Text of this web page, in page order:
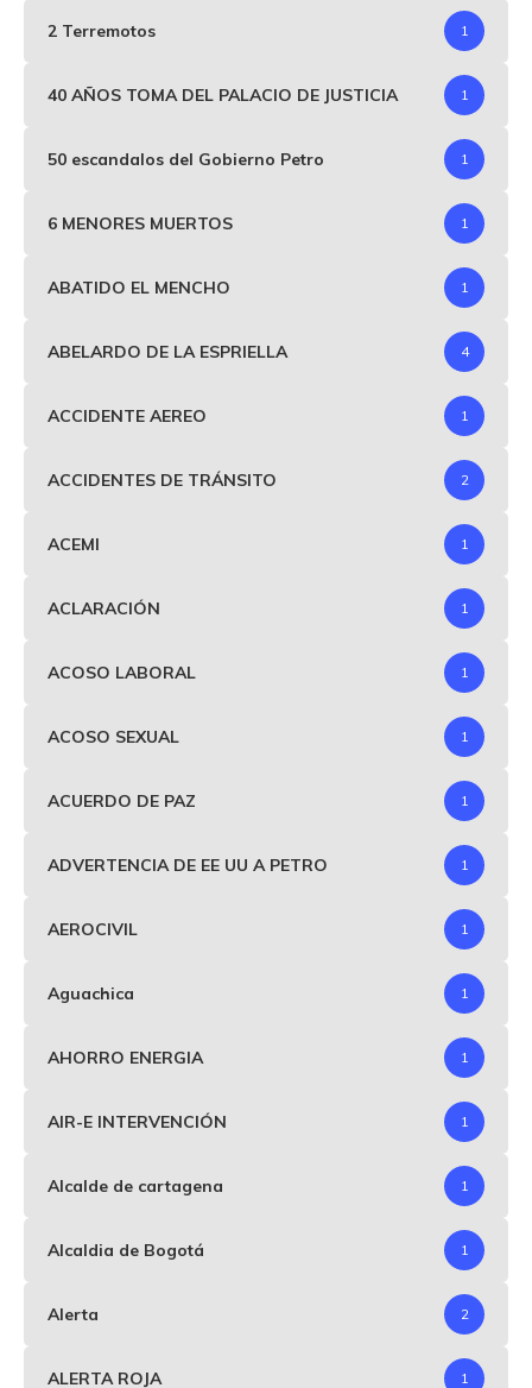
2 Terremotos 1
40 AÑOS TOMA DEL PALACIO DE JUSTICIA 1
50 escandalos del Gobierno Petro 1
6 MENORES MUERTOS 1
ABATIDO EL MENCHO 1
ABELARDO DE LA ESPRIELLA 4
ACCIDENTE AEREO 1
ACCIDENTES DE TRÁNSITO 2
ACEMI 1
ACLARACIÓN 1
ACOSO LABORAL 1
ACOSO SEXUAL 1
ACUERDO DE PAZ 1
ADVERTENCIA DE EE UU A PETRO 1
AEROCIVIL 1
Aguachica 1
AHORRO ENERGIA 1
AIR-E INTERVENCIÓN 1
Alcalde de cartagena 1
Alcaldia de Bogotá 1
Alerta 2
ALERTA ROJA 1